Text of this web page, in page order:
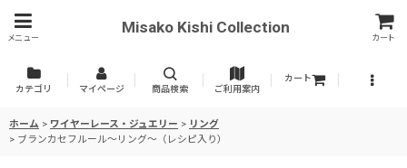
メニュー
Misako Kishi Collection
カート
カテゴリ マイページ 商品検索 ご利用案内
カート
ホーム > ワイヤーレース・ジュエリー > リング
> ブランカセフルール〜リング〜（レシピ入り）